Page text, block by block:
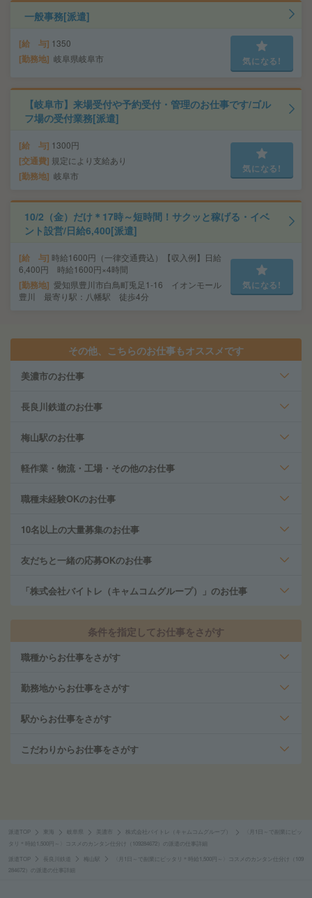
一般事務[派遣]
給 与 1350
勤務地 岐阜県岐阜市 気になる!
【岐阜市】来場受付や予約受付・管理のお仕事です/ゴル
フ場の受付業務[派遣]
給 与 1300円
交通費 規定により支給あり
勤務地 岐阜市
気になる!
10/2（金）だけ＊17時～短時間！サクッと稼げる・イベ
ント設営/日給6,400[派遣]
給 与 時給1600円（一律交通費込）【収入例】日給
6,400円 時給1600円×4時間
勤務地 愛知県豊川市白鳥町兎足1-16 イオンモール
豊川 最寄り駅：八幡駅 徒歩4分
気になる!
その他、こちらのお仕事もオススメです
美濃市のお仕事
長良川鉄道のお仕事
梅山駅のお仕事
軽作業・物流・工場・その他のお仕事
職種未経験OKのお仕事
10名以上の大量募集のお仕事
友だちと一緒の応募OKのお仕事
「株式会社バイトレ（キャムコムグループ）」のお仕事
条件を指定してお仕事をさがす
職種からお仕事をさがす
勤務地からお仕事をさがす
駅からお仕事をさがす
こだわりからお仕事をさがす
派遣TOP 東海 美濃市 株式会社バイトレ（キャムコムグループ）
〈月1日～で副業にピッ
タリ＊時給1,500円～〉コスメのカンタン仕分け（109284672）の派遣の仕事詳細
派遣TOP 長良川鉄道 梅山駅
〈月1日～で副業にピッタリ＊時給1,500円～〉コスメのカンタン仕分け（109
284672）の派遣の仕事詳細